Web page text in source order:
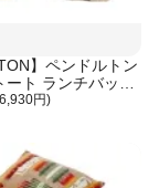
】ペンドルトン
ト ランチバッグ
円)